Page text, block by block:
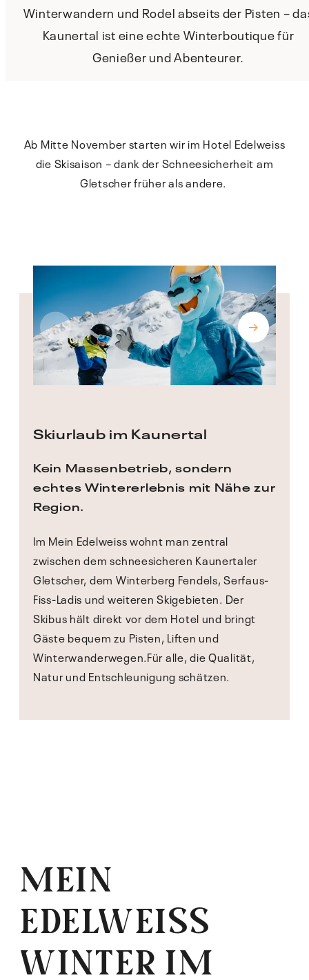
Winterwandern und Rodel abseits der Pisten –
Kaunertal ist eine echte Winterboutique für
Genießer und Abenteurer.
Ab Mitte November starten wir im Hotel Edelweiss
die Skisaison – dank der Schneesicherheit am
Gletscher früher als andere.
Skiurlaub im Kaunertal
Kein Massenbetrieb, sondern
echtes Wintererlebnis mit Nähe zur
Region.
Im Mein Edelweiss wohnt man zentral
zwischen dem schneesicheren Kaunertaler
Gletscher, dem Winterberg Fendels, Serfaus-
Fiss-Ladis und weiteren Skigebieten. Der
Skibus hält direkt vor dem Hotel und bringt
Gäste bequem zu Pisten, Liften und
Winterwanderwegen.Für alle, die Qualität,
Natur und Entschleunigung schätzen.
MEIN
EDELWEISS
WINTER IM